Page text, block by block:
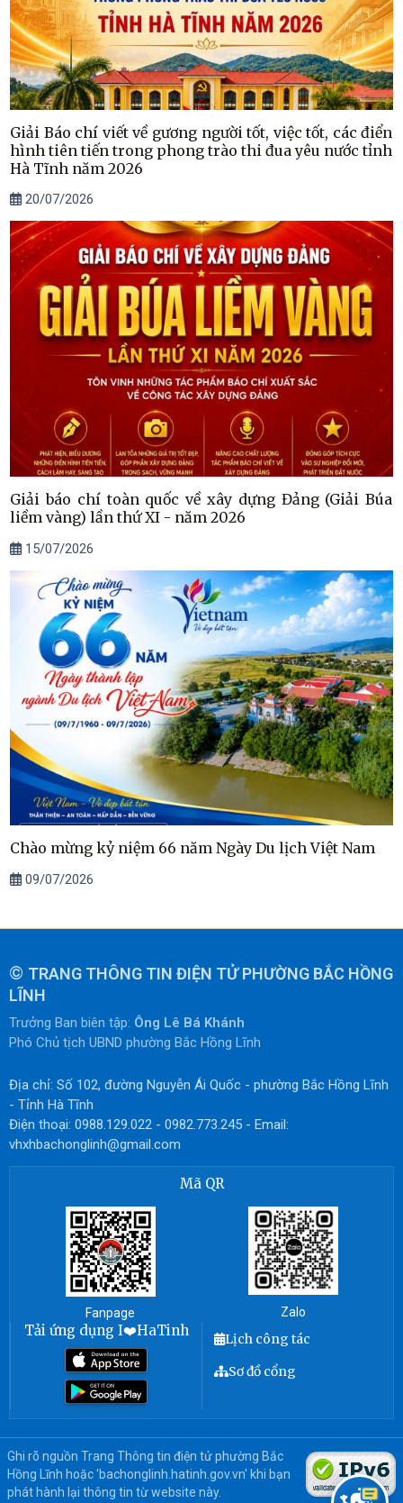
Giải Báo chí viết về gương người tốt, việc tốt, các điển
hình tiên tiến trong phong trào thi đua yêu nước tỉnh
Hà Tĩnh năm 2026
20/07/2026
Giải báo chí toàn quốc về xây dựng Đảng (Giải Búa
liềm vàng) lần thứ XI - năm 2026
15/07/2026
Chào mừng kỷ niệm 66 năm Ngày Du lịch Việt Nam
09/07/2026
© TRANG THÔNG TIN ĐIỆN TỬ PHƯỜNG BẮC HỒNG
LĨNH
Trưởng Ban biên tập: Ông Lê Bá Khánh
Phó Chủ tịch UBND phường Bắc Hồng Lĩnh
Địa chỉ: Số 102, đường Nguyễn Ái Quốc - phường Bắc Hồng Lĩnh
- Tỉnh Hà Tĩnh
Điện thoại: 0988.129.022 - 0982.773.245 - Email:
vhxhbachonglinh@gmail.com
Mã QR
Fanpage Zalo
Tải ứng dụng I❤️HaTinh
Lịch công tác
Sơ đồ cổng
Ghi rõ nguồn Trang Thông tin điện tử phường Bắc
Hồng Lĩnh hoặc 'bachonglinh.hatinh.gov.vn' khi bạn
phát hành lại thông tin từ website này.